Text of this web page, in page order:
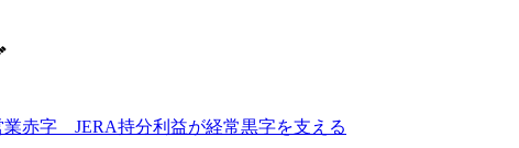
業赤字 JERA持分利益が経常黒字を支える